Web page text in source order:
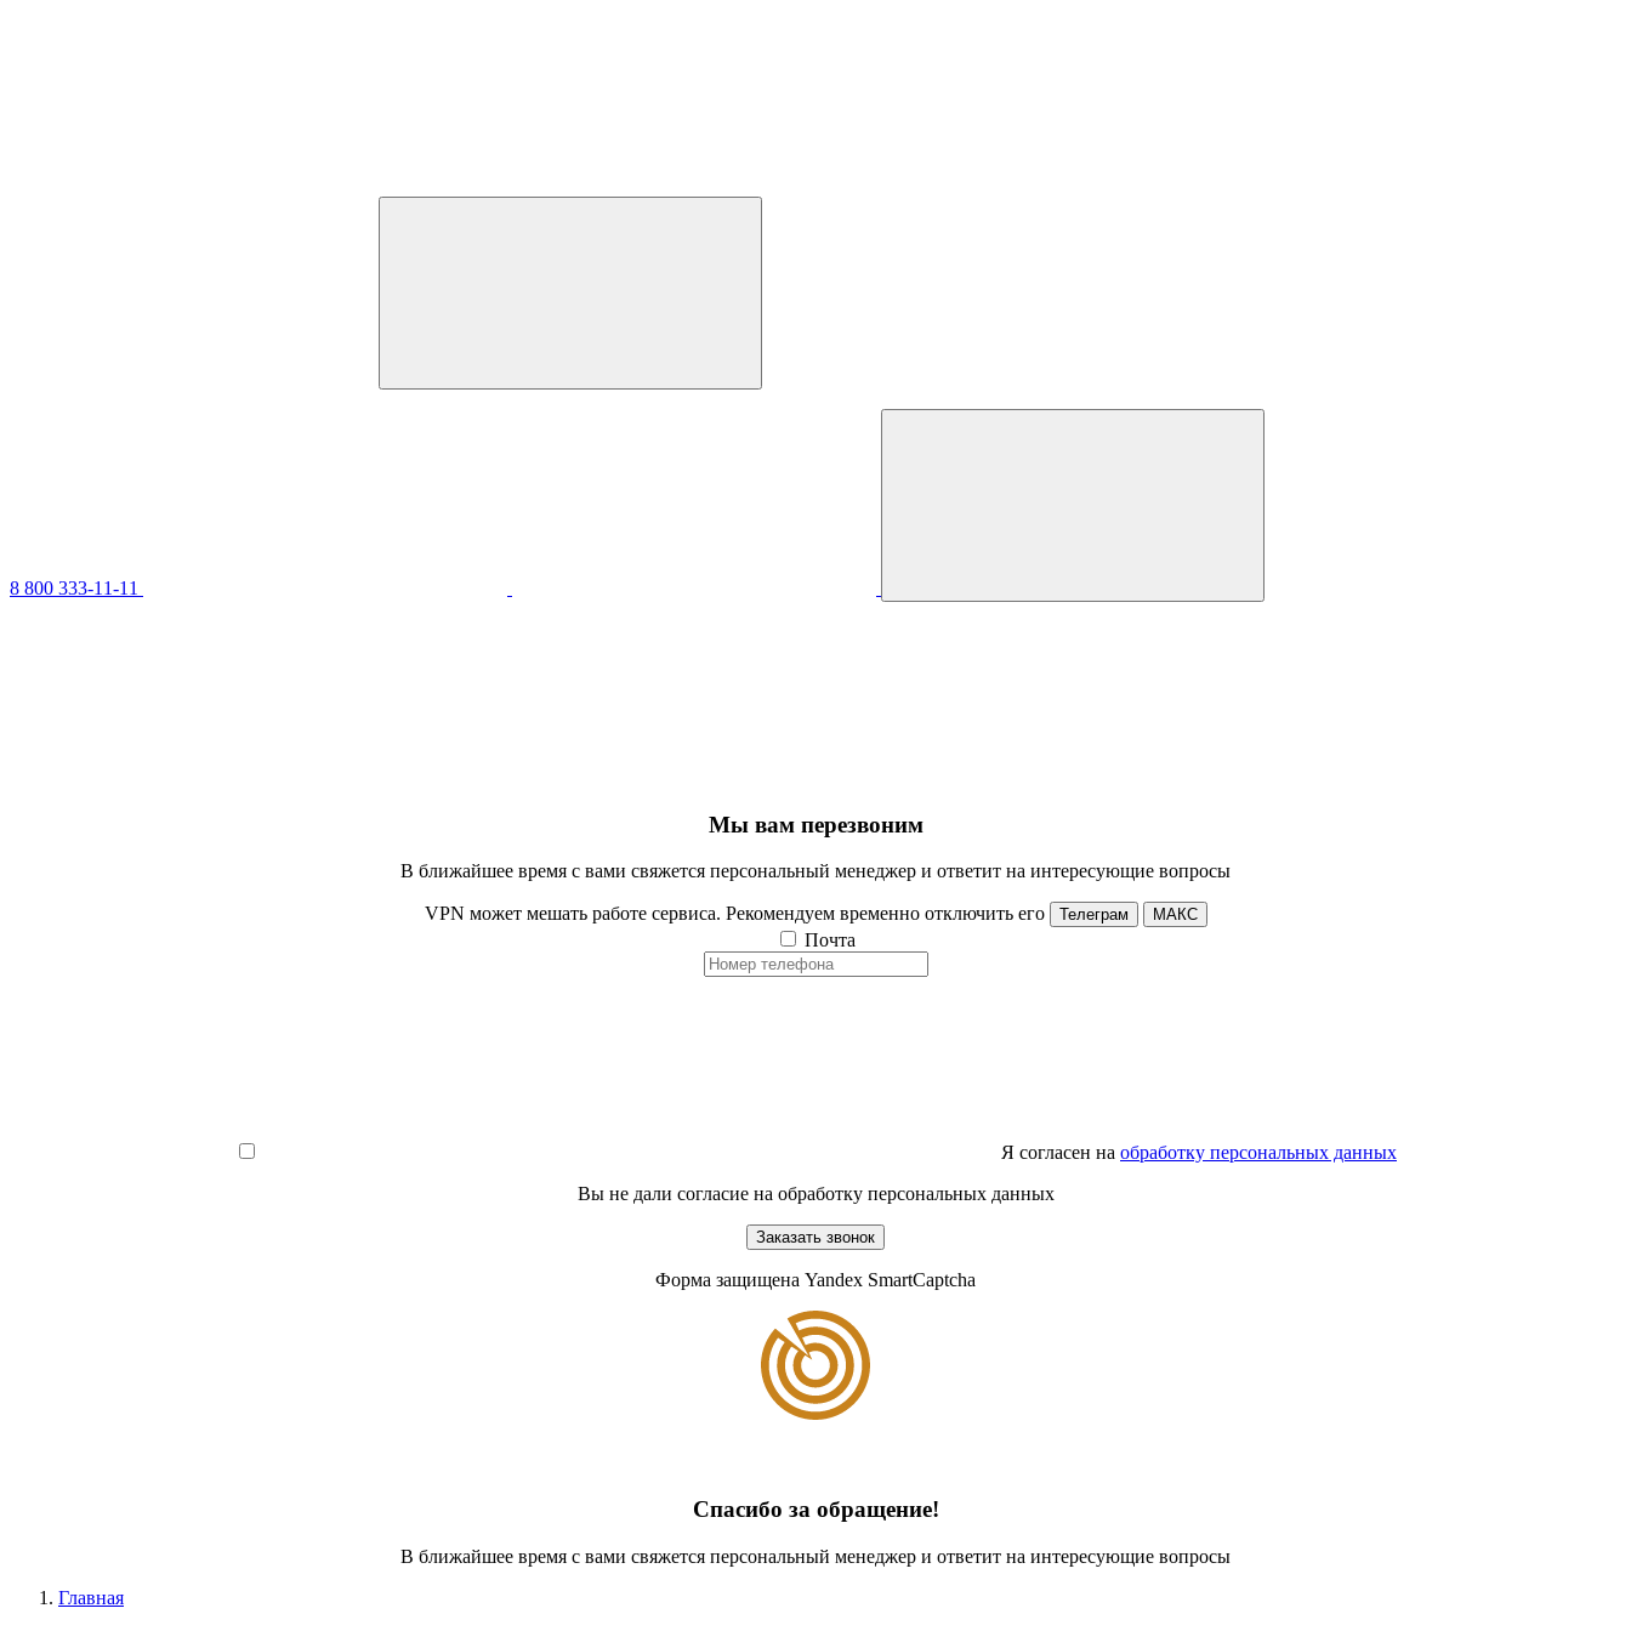
8 800 333-11-11
Мы вам перезвоним
В ближайшее время с вами свяжется персональный менеджер и ответит на интересующие вопросы
VPN может мешать работе сервиса. Рекомендуем временно отключить его Телеграм МАКС
Почта
Я согласен на обработку персональных данных
Вы не дали согласие на обработку персональных данных
Заказать звонок
Форма защищена Yandex SmartCaptcha
Спасибо за обращение!
В ближайшее время с вами свяжется персональный менеджер и ответит на интересующие вопросы
Главная